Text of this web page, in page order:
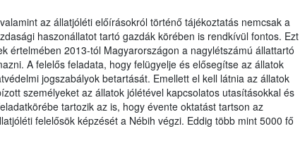
az állatjóléti előírásokról történő tájékoztatás nemcsak a
haszonállatot tartó gazdák körében is rendkívül fontos. Ezt
értelmében 2013-tól Magyarországon a nagylétszámú állattartó
A felelős feladata, hogy felügyelje és elősegítse az állatok
jogszabályok betartását. Emellett el kell látnia az állatok
személyeket az állatok jólétével kapcsolatos utasításokkal és
tartozik az is, hogy évente oktatást tartson az
felelősök képzését a Nébih végzi. Eddig több mint 5000 fő